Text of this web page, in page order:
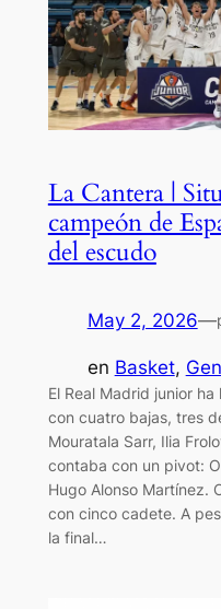
La Cantera |
campeón de
del escudo
May 2, 2026—
en Basket,
El Real Madrid junior
con cuatro bajas, tres
Mouratala Sarr, Ilia
contaba con un pivot:
Hugo Alonso Martínez.
con cinco cadete. A
la final…